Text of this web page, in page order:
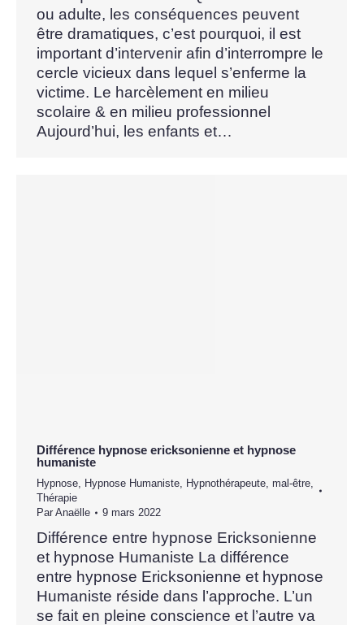
ou adulte, les conséquences peuvent
être dramatiques, c’est pourquoi, il est
important d’intervenir afin d’interrompre le
cercle vicieux dans lequel s’enferme la
victime. Le harcèlement en milieu
scolaire & en milieu professionnel
Aujourd’hui, les enfants et…
Différence hypnose ericksonienne et hypnose
humaniste
Hypnose Hypnose Humaniste Hypnothérapeute mal-être
Thérapie
Par Anaëlle 9 mars 2022
Différence entre hypnose Ericksonienne
et hypnose Humaniste La différence
entre hypnose Ericksonienne et hypnose
Humaniste réside dans l’approche. L’un
se fait en pleine conscience et l’autre va